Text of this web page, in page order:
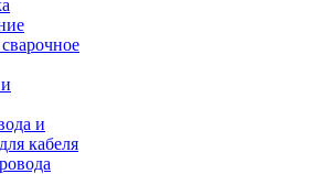
и
кабеля